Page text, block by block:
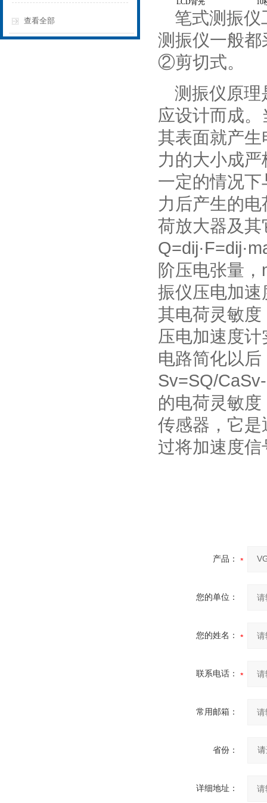
查看全部
LCD背光 10
笔式测振仪
测振仪一般
②剪切式。
测振仪原理
应设计而成
其表面就产
力的大小成
一定的情况
力后产生的
荷放大器及
阶压电张量
振仪压电加
其电荷灵敏
压电加速度
电路简化以
Sv=SQ/
的电荷灵敏
传感器，它
过将加速度
产品：
您的单位：
您的姓名：
联系电话：
常用邮箱：
省份：
详细地址：